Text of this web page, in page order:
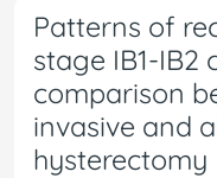
Patterns of
stage IB1-IB2
comparison
invasive and
hysterectomy